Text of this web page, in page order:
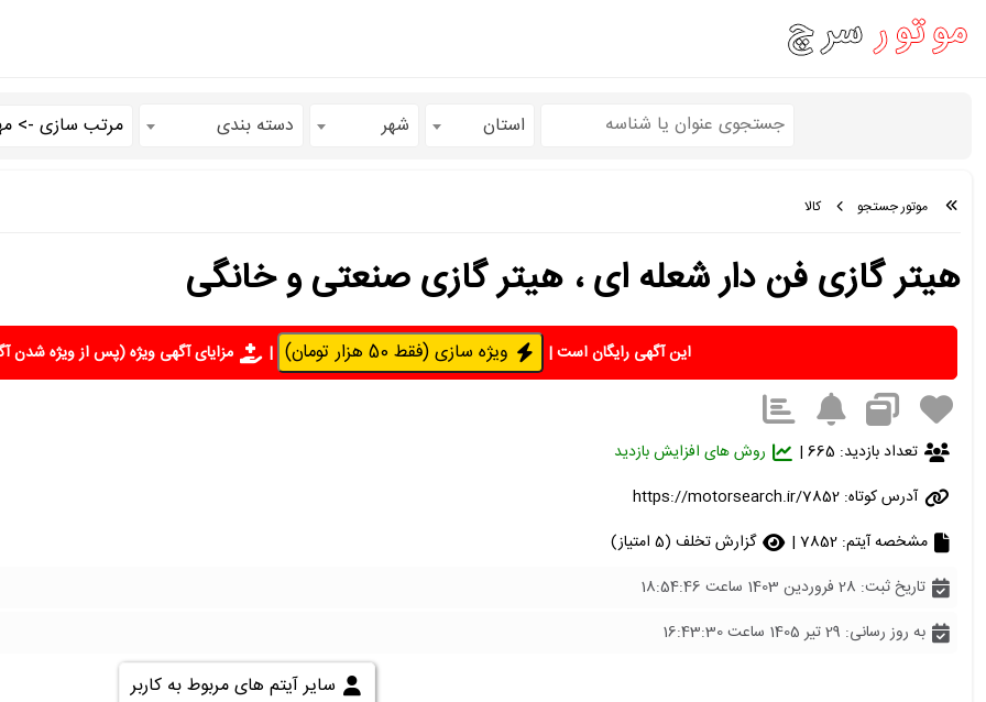
استان شهر دسته بندی
موتور جستجو کالا
هیتر گازی فن دار شعله ای ، هیتر گازی صنعتی و خانگی
این آگهی رایگان است| ویژه سازی (فقط 50 هزار تومان) | مزایای آگهی ویژه(پس از ویژه شدن
تعداد بازدید: 665 |
روش های افزایش بازدید
آدرس کوتاه: https://motorsearch.ir/7852
مشخصه آیتم: 7852 |
گزارش تخلف (5 امتیاز)
تاریخ ثبت: 28 فروردین 1403 ساعت 18:54:46
به روز رسانی: 29 تیر 1405 ساعت 16:43:30
سایر آیتم های مربوط به کاربر